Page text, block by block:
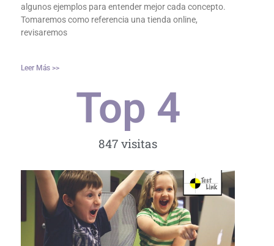
algunos ejemplos para entender mejor cada concepto.
Tomaremos como referencia una tienda online,
revisaremos
Leer Más >>
847 visitas
Top 4